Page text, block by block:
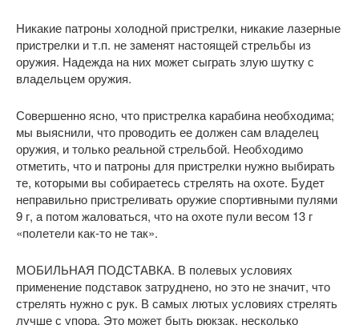
Никакие патроны холодной пристрелки, никакие лазерные
пристрелки и т.п. не заменят настоящей стрельбы из
оружия. Надежда на них может сыграть злую шутку с
владельцем оружия.
Совершенно ясно, что пристрелка карабина необходима;
мы выяснили, что проводить ее должен сам владелец
оружия, и только реальной стрельбой. Необходимо
отметить, что и патроны для пристрелки нужно выбирать
те, которыми вы собираетесь стрелять на охоте. Будет
неправильно пристреливать оружие спортивными пулями
9 г, а потом жаловаться, что на охоте пули весом 13 г
«полетели как-то не так».
МОБИЛЬНАЯ ПОДСТАВКА. В полевых условиях
применение подставок затруднено, но это не значит, что
стрелять нужно с рук. В самых лютых условиях стрелять
лучше с упора. Это может быть рюкзак, несколько